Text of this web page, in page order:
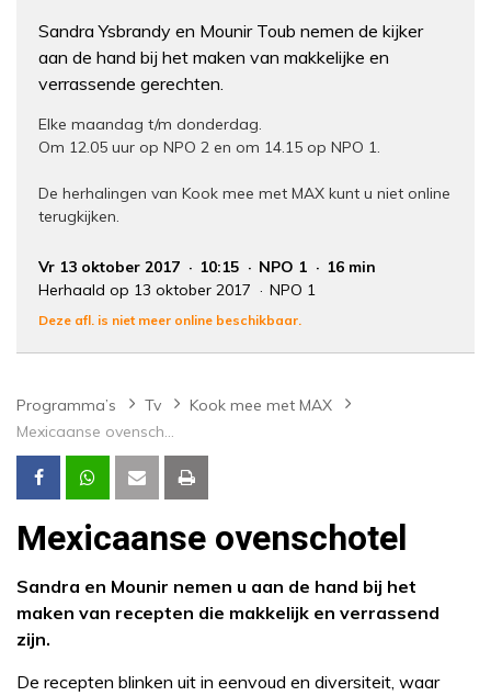
Sandra Ysbrandy en Mounir Toub nemen de kijker
aan de hand bij het maken van makkelijke en
verrassende gerechten.
Elke maandag t/m donderdag.
Om 12.05 uur op NPO 2 en om 14.15 op NPO 1.
De herhalingen van Kook mee met MAX kunt u niet online
terugkijken.
Vr 13 oktober 2017 10:15 NPO 1
16 min
Herhaald op 13 oktober 2017
NPO 1
Deze afl. is niet meer online beschikbaar.
Programma’s Tv
Kook mee met MAX
Mexicaanse ovenschotel
Mexicaanse ovenschotel
Sandra en Mounir nemen u aan de hand bij het
maken van recepten die makkelijk en verrassend
zijn.
De recepten blinken uit in eenvoud en diversiteit, waar